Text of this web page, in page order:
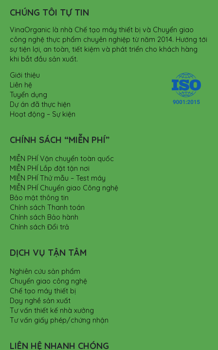
CHÚNG TÔI TỰ TIN
VinaOrganic là nhà Chế tạo máy thiết bị và Chuyển giao
công nghệ thực phẩm chuyên nghiệp từ năm 2014. Hướng tới
sự tiện lợi, an toàn, tiết kiệm và phát triển cho khách hàng
khi bắt đầu sản xuất.
Giới thiệu
Liên hệ
Tuyển dụng
Dự án đã thực hiện
Hoạt động – Sự kiện
CHÍNH SÁCH “MIỄN PHÍ”
MIỄN PHÍ Vận chuyển toàn quốc
MIỄN PHÍ Lắp đặt tận nơi
MIỄN PHÍ Thử mẫu – Test máy
MIỄN PHÍ Chuyển giao Công nghệ
Bảo mật thông tin
Chính sách Thanh toán
Chính sách Bảo hành
Chính sách Đổi trả
DỊCH VỤ TẬN TÂM
Nghiên cứu sản phẩm
Chuyển giao công nghệ
Chế tạo máy thiết bị
Dạy nghề sản xuất
Tư vấn thiết kế nhà xưởng
Tư vấn giấy phép/chứng nhận
LIÊN HỆ NHANH CHÓNG